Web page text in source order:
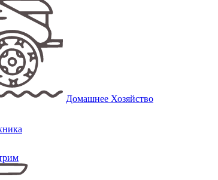
Домашнее Хозяйство